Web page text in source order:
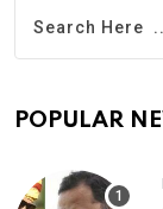
POPULAR